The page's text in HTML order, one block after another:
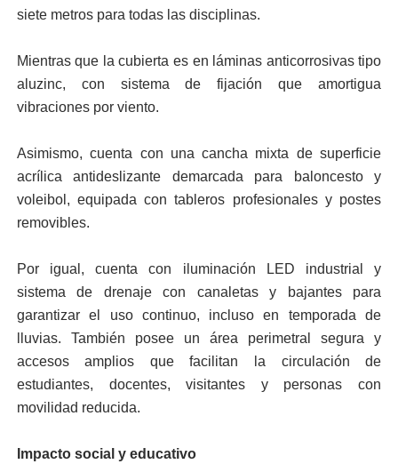
siete metros para todas las disciplinas.
Mientras que la cubierta es en láminas anticorrosivas tipo
aluzinc, con sistema de fijación que amortigua
vibraciones por viento.
Asimismo, cuenta con una cancha mixta de superficie
acrílica antideslizante demarcada para baloncesto y
voleibol, equipada con tableros profesionales y postes
removibles.
Por igual, cuenta con iluminación LED industrial y
sistema de drenaje con canaletas y bajantes para
garantizar el uso continuo, incluso en temporada de
lluvias. También posee un área perimetral segura y
accesos amplios que facilitan la circulación de
estudiantes, docentes, visitantes y personas con
movilidad reducida.
Impacto social y educativo